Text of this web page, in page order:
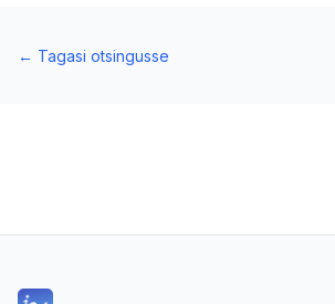
← Tagasi otsingusse